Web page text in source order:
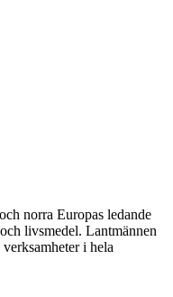
norra Europas ledande
livsmedel. Lantmännen
i hela